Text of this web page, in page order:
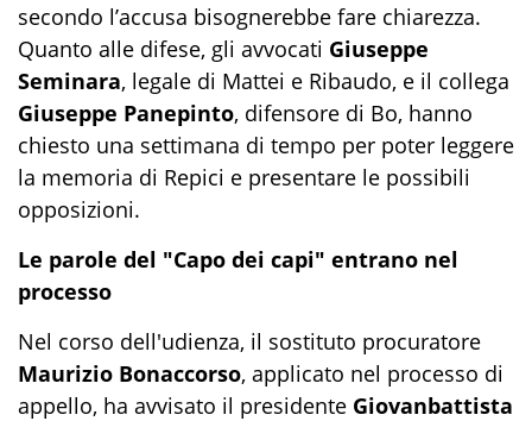
secondo l’accusa bisognerebbe fare chiarezza.
Quanto alle difese, gli avvocati Giuseppe
Seminara, legale di Mattei e Ribaudo, e il collega
Giuseppe Panepinto, difensore di Bo, hanno
chiesto una settimana di tempo per poter leggere
la memoria di Repici e presentare le possibili
opposizioni.
Le parole del "Capo dei capi" entrano nel
processo
Nel corso dell'udienza, il sostituto procuratore
Maurizio Bonaccorso, applicato nel processo di
appello, ha avvisato il presidente Giovanbattista